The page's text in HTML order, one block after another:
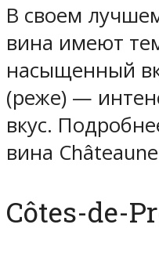
В своем
вина имеют
насыщенный
(реже) —
вкус.
вина
Côtes-de-